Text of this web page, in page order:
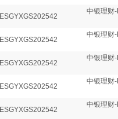
ESGYXGS202542
中银理财
ESGYXGS202542
中银理财
ESGYXGS202542
中银理财
ESGYXGS202542
中银理财
ESGYXGS202542
中银理财